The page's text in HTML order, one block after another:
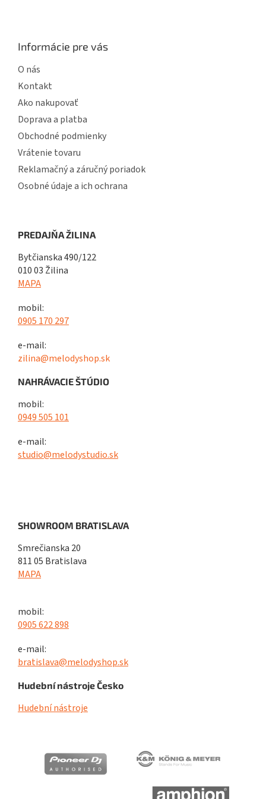
Informácie pre vás
O nás
Kontakt
Ako nakupovať
Doprava a platba
Obchodné podmienky
Vrátenie tovaru
Reklamačný a záručný poriadok
Osobné údaje a ich ochrana
PREDAJŇA ŽILINA
Bytčianska 490/122
010 03 Žilina
MAPA
mobil:
0905 170 297
e-mail:
zilina@melodyshop.sk
NAHRÁVACIE ŠTÚDIO
mobil:
0949 505 101
e-mail:
studio@melodystudio.sk
SHOWROOM BRATISLAVA
Smrečianska 20
811 05 Bratislava
MAPA
mobil:
0905 622 898
e-mail:
bratislava@melodyshop.sk
Hudební nástroje Česko
Hudební nástroje